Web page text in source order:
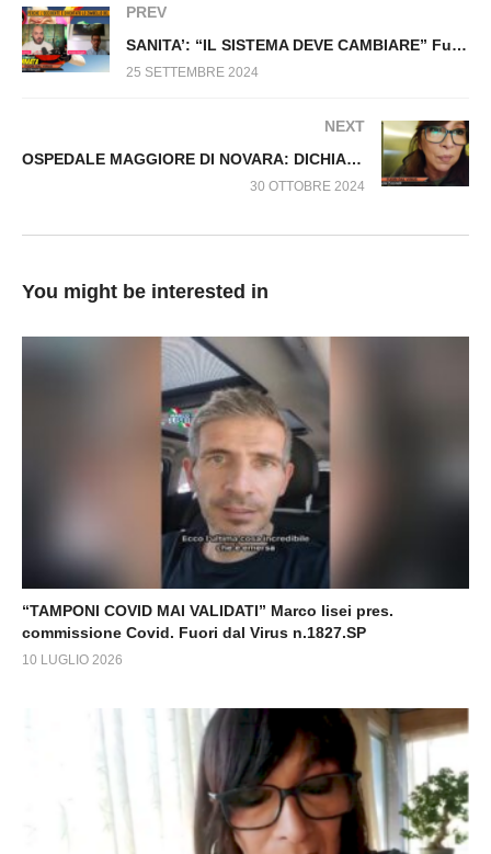
PREV
SANITA’: “IL SISTEMA DEVE CAMBIARE” Fuori dal Virus n.1229.SP
25 SETTEMBRE 2024
NEXT
OSPEDALE MAGGIORE DI NOVARA: DICHIARATO MORTO COVID E MESSO IN UN SACCO NERO Fuori dal Virus n.1277.SP
30 OTTOBRE 2024
You might be interested in
“TAMPONI COVID MAI VALIDATI” Marco lisei pres.
commissione Covid. Fuori dal Virus n.1827.SP
10 LUGLIO 2026